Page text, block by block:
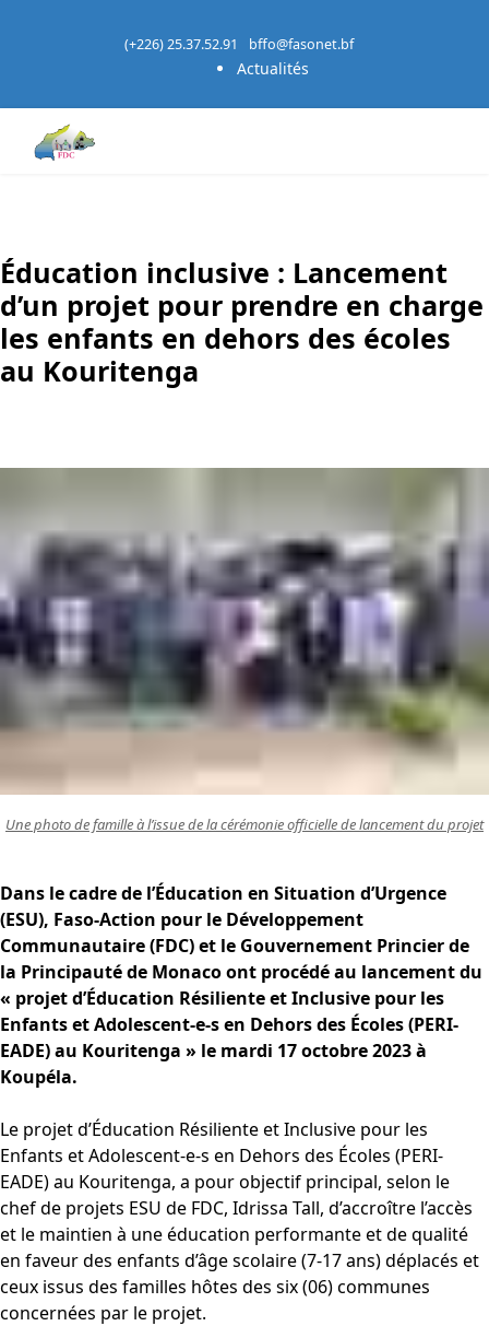
(+226) 25.37.52.91 bffo@fasonet.bf
Actualités
Éducation inclusive : Lancement
d’un projet pour prendre en charge
les enfants en dehors des écoles
au Kouritenga
Une photo de famille à l’issue de la cérémonie officielle de lancement du projet
Dans le cadre de l’Éducation en Situation d’Urgence
(ESU), Faso-Action pour le Développement
Communautaire (FDC) et le Gouvernement Princier de
la Principauté de Monaco ont procédé au lancement du
« projet d’Éducation Résiliente et Inclusive pour les
Enfants et Adolescent-e-s en Dehors des Écoles (PERI-
EADE) au Kouritenga » le mardi 17 octobre 2023 à
Koupéla.
Le projet d’Éducation Résiliente et Inclusive pour les
Enfants et Adolescent-e-s en Dehors des Écoles (PERI-
EADE) au Kouritenga, a pour objectif principal, selon le
chef de projets ESU de FDC, Idrissa Tall, d’accroître l’accès
et le maintien à une éducation performante et de qualité
en faveur des enfants d’âge scolaire (7-17 ans) déplacés et
ceux issus des familles hôtes des six (06) communes
concernées par le projet.